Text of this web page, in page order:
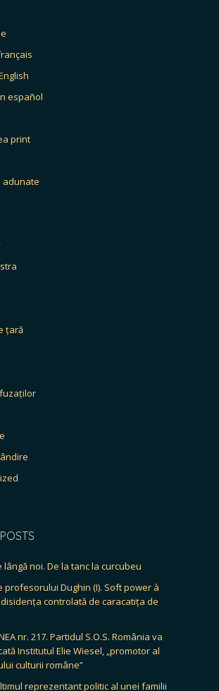
español
print
adunate
țară
lângă noi. De la tanc la curcubeu
profesorului Dughin (I). Soft power à
controlată de caracatița de
nr. 217. Partidul S.O.S. România va
Institutul Elie Wiesel, „promotor al
culturii române”
reprezentant politic al unei familii